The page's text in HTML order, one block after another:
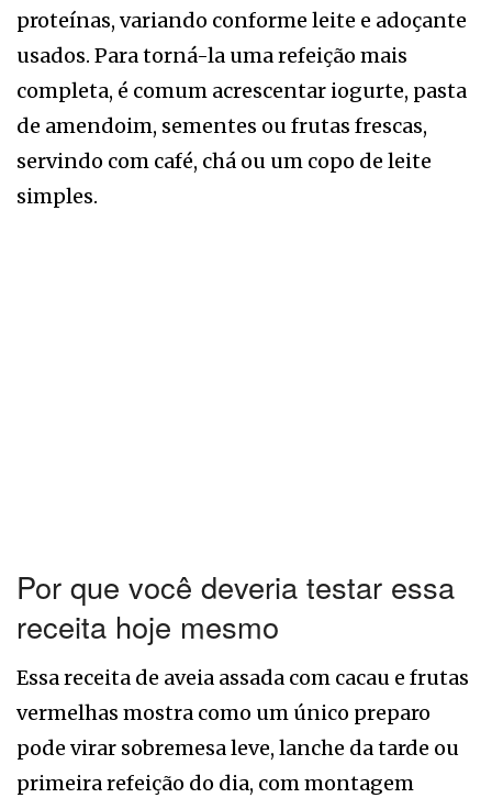
proteínas, variando conforme leite e adoçante
usados. Para torná-la uma refeição mais
completa, é comum acrescentar iogurte, pasta
de amendoim, sementes ou frutas frescas,
servindo com café, chá ou um copo de leite
simples.
Por que você deveria testar essa
receita hoje mesmo
Essa receita de aveia assada com cacau e frutas
vermelhas mostra como um único preparo
pode virar sobremesa leve, lanche da tarde ou
primeira refeição do dia, com montagem